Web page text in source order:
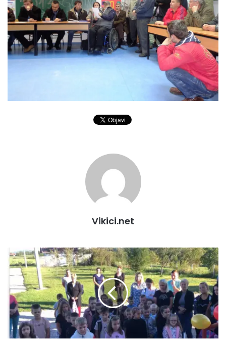
Vikici.net
DANAS
SE
OGLASILA
ŠKOLSKA
ZVONA
NAJAVILA
POČETAK
NOVE,